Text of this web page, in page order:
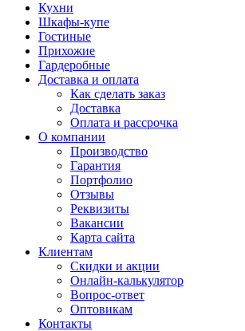
Кухни
Шкафы-купе
Гостиные
Прихожие
Гардеробные
Доставка и оплата
Как сделать заказ
Доставка
Оплата и рассрочка
О компании
Производство
Гарантия
Портфолио
Отзывы
Реквизиты
Вакансии
Карта сайта
Клиентам
Скидки и акции
Онлайн-калькулятор
Вопрос-ответ
Оптовикам
Контакты